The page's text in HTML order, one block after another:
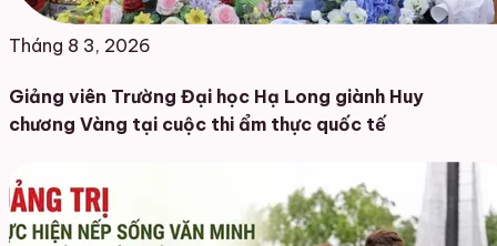
Tháng 8 3, 2026
Giảng viên Trường Đại học Hạ Long giành Huy
chương Vàng tại cuộc thi ẩm thực quốc tế